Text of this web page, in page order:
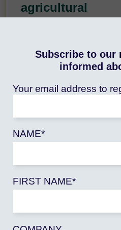
agricultural
Public decision-makers,
and researchers are debating
instruments.
Subscribe to our
informed
Your email address to
NAME*
FIRST NAME*